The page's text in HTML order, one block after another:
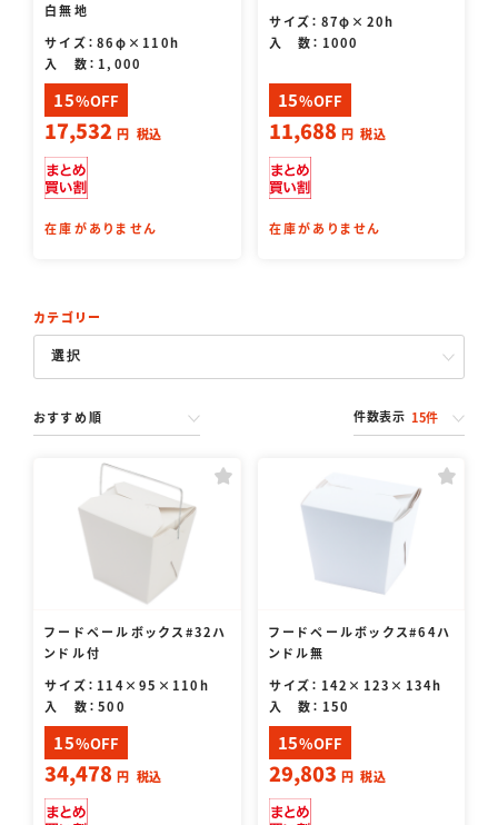
白無地
サイズ：86φ×110h
入 数：1,000
15%OFF
17,532 円 税込
在庫がありません
サイズ：87φ×20h
入 数：1000
15%OFF
11,688 円 税込
在庫がありません
カテゴリー
件数表示
フードペールボックス#32ハ
ンドル付
サイズ：114×95×110h
入 数：500
15%OFF
34,478 円 税込
フードペールボックス#64ハ
ンドル無
サイズ：142×123×134h
入 数：150
15%OFF
29,803 円 税込